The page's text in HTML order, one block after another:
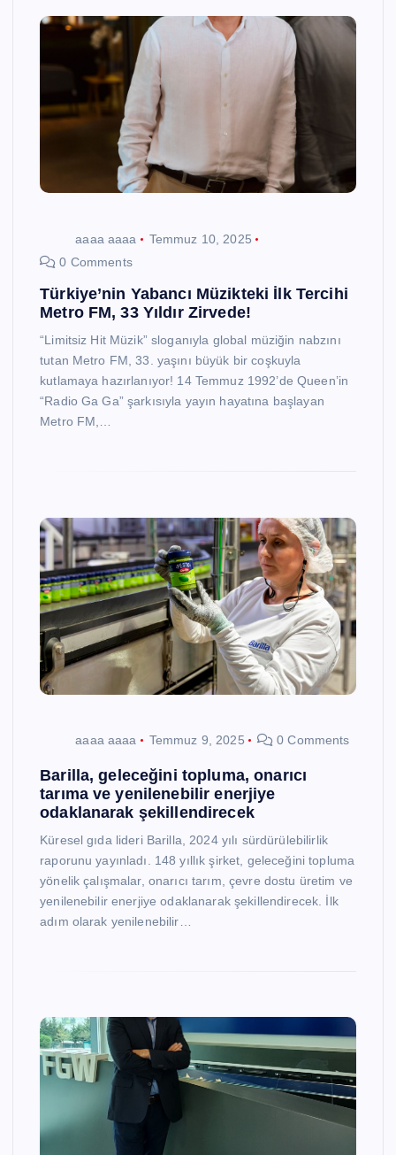
aaaa aaaa
Temmuz 10, 2025
0 Comments
Türkiye’nin Yabancı Müzikteki İlk Tercihi
Metro FM, 33 Yıldır Zirvede!
“Limitsiz Hit Müzik” sloganıyla global müziğin nabzını
tutan Metro FM, 33. yaşını büyük bir coşkuyla
kutlamaya hazırlanıyor! 14 Temmuz 1992’de Queen’in
“Radio Ga Ga” şarkısıyla yayın hayatına başlayan
Metro FM,…
aaaa aaaa Temmuz 9, 2025 0 Comments
Barilla, geleceğini topluma, onarıcı
tarıma ve yenilenebilir enerjiye
odaklanarak şekillendirecek
Küresel gıda lideri Barilla, 2024 yılı sürdürülebilirlik
raporunu yayınladı. 148 yıllık şirket, geleceğini topluma
yönelik çalışmalar, onarıcı tarım, çevre dostu üretim ve
yenilenebilir enerjiye odaklanarak şekillendirecek. İlk
adım olarak yenilenebilir…